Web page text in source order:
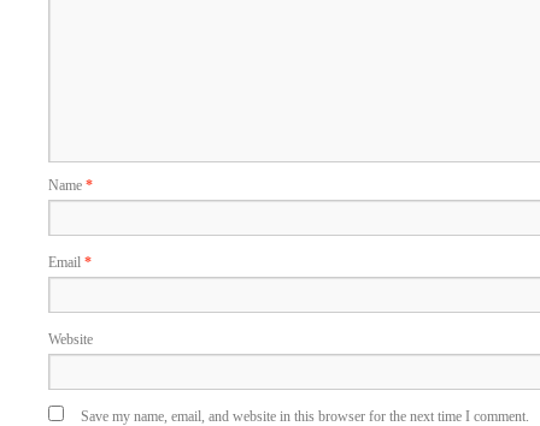
Name *
Email *
Website
Save my name, email, and website in this browser for the next time I comment.